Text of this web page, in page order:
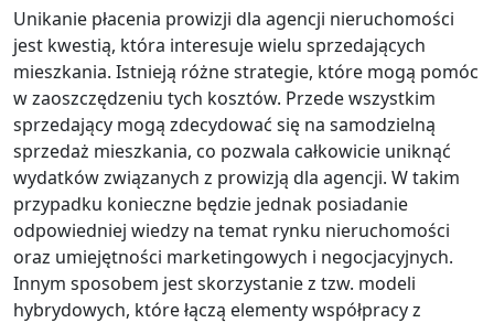
Unikanie płacenia prowizji dla agencji nieruchomości
jest kwestią, która interesuje wielu sprzedających
mieszkania. Istnieją różne strategie, które mogą pomóc
w zaoszczędzeniu tych kosztów. Przede wszystkim
sprzedający mogą zdecydować się na samodzielną
sprzedaż mieszkania, co pozwala całkowicie uniknąć
wydatków związanych z prowizją dla agencji. W takim
przypadku konieczne będzie jednak posiadanie
odpowiedniej wiedzy na temat rynku nieruchomości
oraz umiejętności marketingowych i negocjacyjnych.
Innym sposobem jest skorzystanie z tzw. modeli
hybrydowych, które łączą elementy współpracy z